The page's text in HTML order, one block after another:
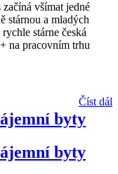
začíná všímat jedné
stárnou a mladých
stárne česká
na pracovním trhu
Číst dál
byty
byty